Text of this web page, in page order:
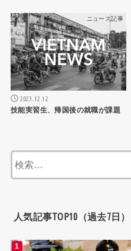
ニュース記事
2023.12.12
技能実習生、帰国後の就職が課題
人気記事TOP10（過去7日）